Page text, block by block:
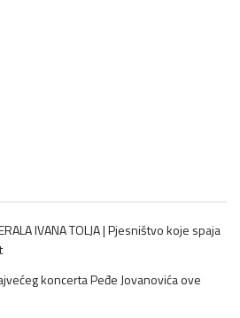
IVANA TOLJA | Pjesništvo koje spaja
koncerta Peđe Jovanovića ove